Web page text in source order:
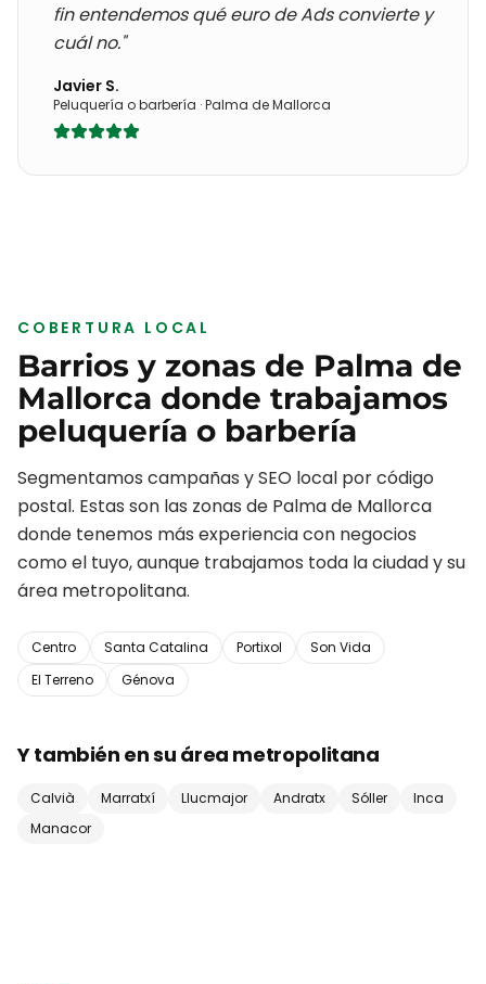
fin entendemos qué euro de Ads convierte y
cuál no."
Javier S.
Peluquería o barbería ·Palma de Mallorca
COBERTURA LOCAL
Barrios y zonas de Palma de
Mallorca donde trabajamos
peluquería o barbería
Segmentamos campañas y SEO local por código
postal. Estas son las zonas de Palma de Mallorca
donde tenemos más experiencia con negocios
como el tuyo, aunque trabajamos toda la ciudad y su
área metropolitana.
Centro Santa Catalina Portixol
Son Vida
El Terreno
Génova
Y también en su área metropolitana
Calvià Marratxí Llucmajor Andratx Sóller
Inca
Manacor